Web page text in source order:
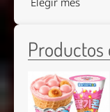
Productos